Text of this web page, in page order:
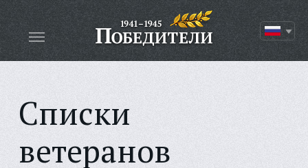
Списки
ветеранов